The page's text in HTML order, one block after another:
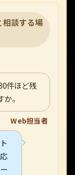
談する場
件ほど残
。
Web担当者